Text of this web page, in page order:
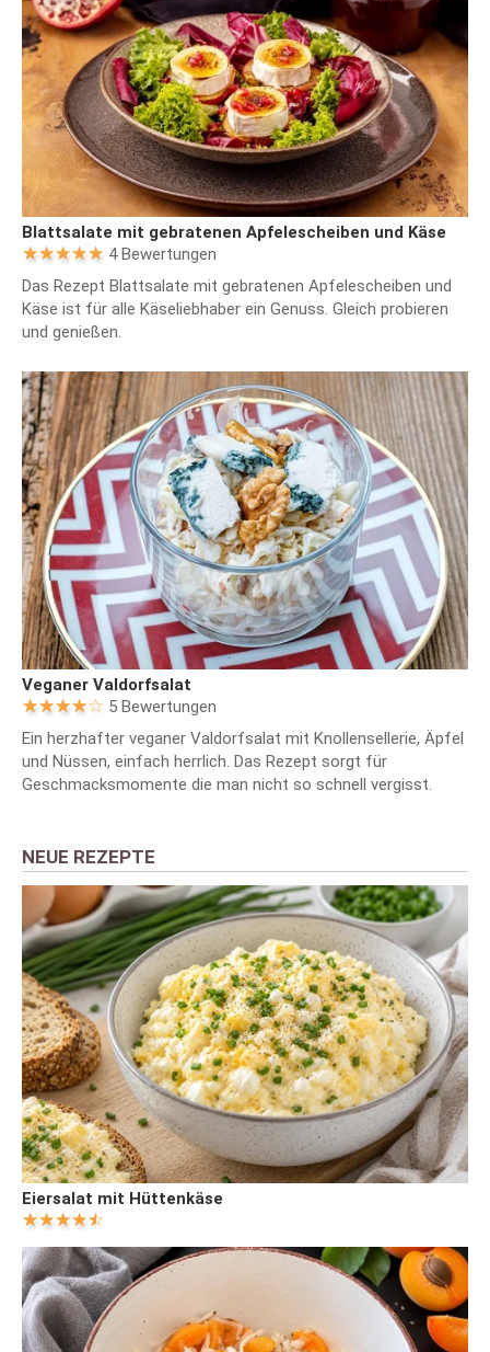
Blattsalate mit gebratenen Apfelescheiben und Käse
4 Bewertungen
Das Rezept Blattsalate mit gebratenen Apfelescheiben und
Käse ist für alle Käseliebhaber ein Genuss. Gleich probieren
und genießen.
Veganer Valdorfsalat
5 Bewertungen
Ein herzhafter veganer Valdorfsalat mit Knollensellerie, Äpfel
und Nüssen, einfach herrlich. Das Rezept sorgt für
Geschmacksmomente die man nicht so schnell vergisst.
NEUE REZEPTE
Eiersalat mit Hüttenkäse